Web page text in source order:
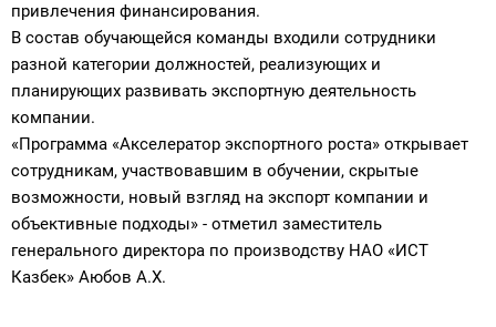
привлечения финансирования.
В состав обучающейся команды входили сотрудники
разной категории должностей, реализующих и
планирующих развивать экспортную деятельность
компании.
«Программа «Акселератор экспортного роста» открывает
сотрудникам, участвовавшим в обучении, скрытые
возможности, новый взгляд на экспорт компании и
объективные подходы» - отметил заместитель
генерального директора по производству НАО «ИСТ
Казбек» Аюбов А.Х.